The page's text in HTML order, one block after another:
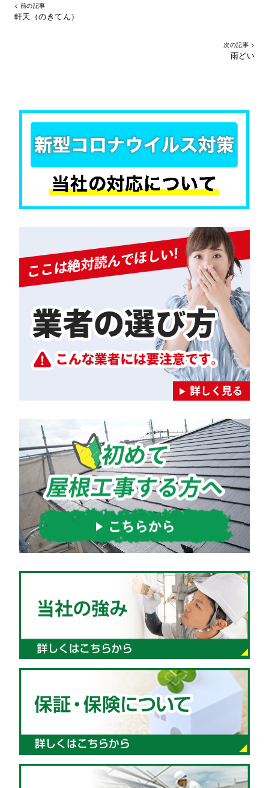
< 前の記事
軒天（のきてん）
次の記事 >
雨どい